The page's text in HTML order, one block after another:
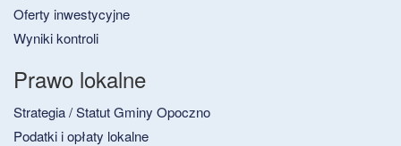
Oferty inwestycyjne
Wyniki kontroli
Prawo lokalne
Strategia / Statut Gminy Opoczno
Podatki i opłaty lokalne